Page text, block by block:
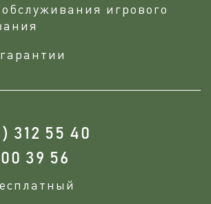
игрового
312 55 40
39 56